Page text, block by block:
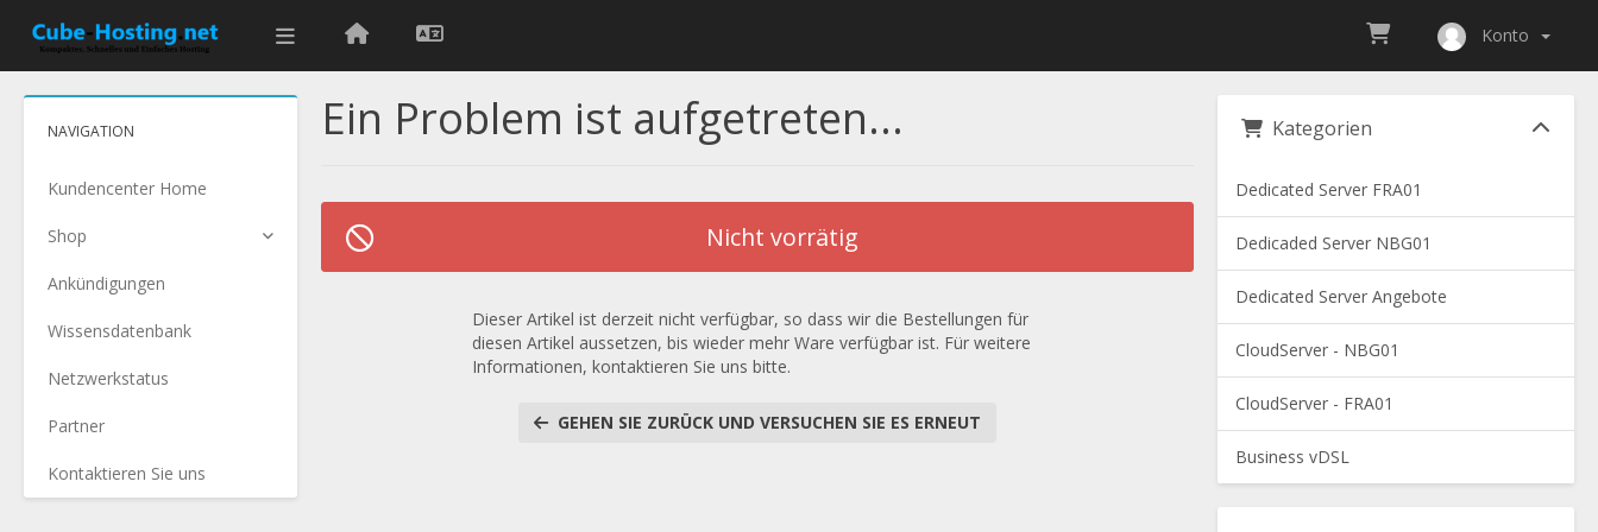
Konto
NAVIGATION
Kundencenter Home
Shop
Ankündigungen
Wissensdatenbank
Netzwerkstatus
Partner
Kontaktieren Sie uns
Ein Problem ist aufgetreten...
Nicht vorrätig
Dieser Artikel ist derzeit nicht verfügbar, so dass wir die Bestellungen für
diesen Artikel aussetzen, bis wieder mehr Ware verfügbar ist. Für weitere
Informationen, kontaktieren Sie uns bitte.
GEHEN SIE ZURÜCK UND VERSUCHEN SIE ES ERNEUT
Kategorien
Dedicated Server FRA01
Dedicaded Server NBG01
Dedicated Server Angebote
CloudServer - NBG01
CloudServer - FRA01
Business vDSL